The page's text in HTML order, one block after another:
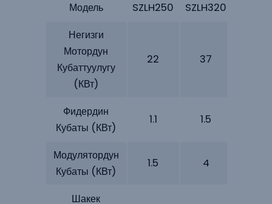
Модель
SZLH250 SZLH320
Негизги
Мотордун
Кубаттуулугу
(кВт)
22 37
Фидердин
Кубаты (кВт)
1.1 1.5
Модулятордун
Кубаты (кВт)
1.5 4
Шакек